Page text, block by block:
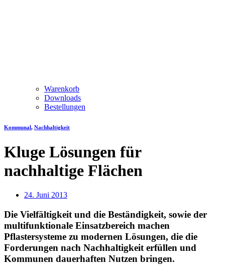
Warenkorb
Downloads
Bestellungen
Kommunal, Nachhaltigkeit
Kluge Lösungen für
nachhaltige Flächen
24. Juni 2013
Die Vielfältigkeit und die Beständigkeit, sowie der
multifunktionale Einsatzbereich machen
Pflastersysteme zu modernen Lösungen, die die
Forderungen nach Nachhaltigkeit erfüllen und
Kommunen dauerhaften Nutzen bringen.